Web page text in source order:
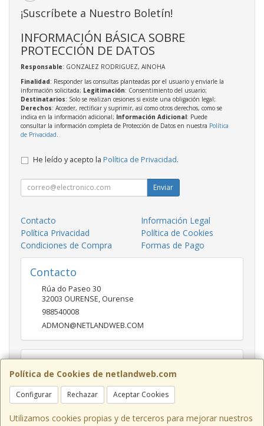
Política de Cookies de netlandweb.com
Configurar Rechazar Aceptar Cookies
Utilizamos cookies propias y de terceros para mejorar nuestros
¡Suscríbete a Nuestro Boletín!
INFORMACIÓN BÁSICA SOBRE
PROTECCIÓN DE DATOS
Responsable: GONZALEZ RODRIGUEZ, AINOHA
Finalidad: Responder las consultas planteadas por el usuario y enviarle la
información solicitada; Legitimación: Consentimiento del usuario;
Destinatarios: Solo se realizan cesiones si existe una obligación legal;
Derechos: Acceder, rectificar y suprimir, así como otros derechos, como se
indica en la información adicional; Información Adicional: Puede
consultar la información completa de Protección de Datos en nuestra Política
de Privacidad
He leído y acepto la Política de Privacidad.
Enviar
Contacto
Información Legal
Política Privacidad
Política de Cookies
Condiciones de Compra
Formas de Pago
Contacto
Rúa do Paseo 30
32003 OURENSE, Ourense
988540008
ADMON@NETLANDWEB.COM
Horario